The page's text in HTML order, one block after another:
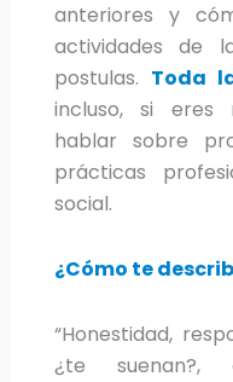
anteriores y
actividades de
postulas. Toda
incluso, si eres
hablar sobre
prácticas
social.
¿Cómo te
“Honestidad,
¿te suenan?,